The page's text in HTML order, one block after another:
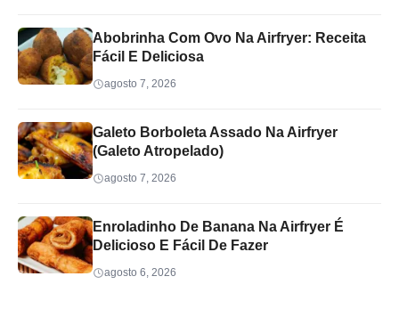
Abobrinha Com Ovo Na Airfryer: Receita
Fácil E Deliciosa
agosto 7, 2026
Galeto Borboleta Assado Na Airfryer
(Galeto Atropelado)
agosto 7, 2026
Enroladinho De Banana Na Airfryer É
Delicioso E Fácil De Fazer
agosto 6, 2026